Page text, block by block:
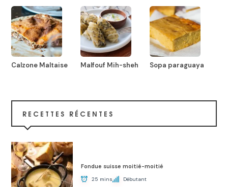
Calzone Maltaise Malfouf Mih-sheh Sopa paraguaya
RECETTES RÉCENTES
Fondue suisse moitié-moitié
25 mins Débutant